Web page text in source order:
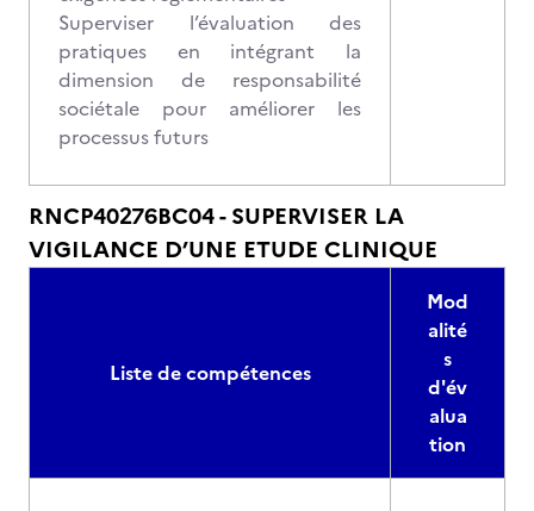
Superviser l’évaluation des
pratiques en intégrant la
dimension de responsabilité
sociétale pour améliorer les
processus futurs
RNCP40276BC04 - SUPERVISER LA
VIGILANCE D’UNE ETUDE CLINIQUE
Liste de compétences
Mod
alité
s
d'év
alua
tion